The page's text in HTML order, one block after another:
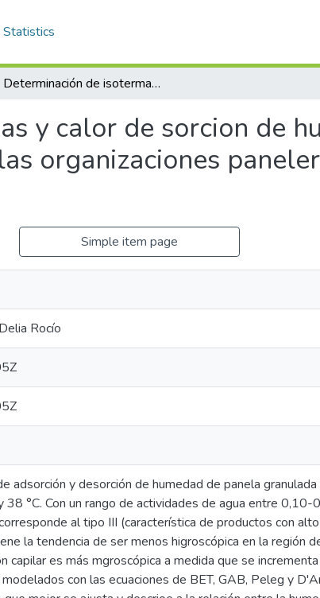
Statistics
Determinación de isotermas y calor de sorcion de humedad de panela granulada producida por las organizaciones paneleras de INGAPI y PACTO
y calor de sorcion de
organizaciones
Simple item page
Rocío
adsorción y desorción de humedad de panela
°C. Con un rango de actividades de agua entre
al tipo III (característica de productos con
la tendencia de ser menos higroscópica en la región
capilar es más mgroscópica a medida que se
con las ecuaciones de BET, GAB, Peleg y